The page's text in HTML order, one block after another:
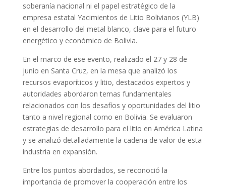
soberanía nacional ni el papel estratégico de la
empresa estatal Yacimientos de Litio Bolivianos (YLB)
en el desarrollo del metal blanco, clave para el futuro
energético y económico de Bolivia.
En el marco de ese evento, realizado el 27 y 28 de
junio en Santa Cruz, en la mesa que analizó los
recursos evaporíticos y litio, destacados expertos y
autoridades abordaron temas fundamentales
relacionados con los desafíos y oportunidades del litio
tanto a nivel regional como en Bolivia. Se evaluaron
estrategias de desarrollo para el litio en América Latina
y se analizó detalladamente la cadena de valor de esta
industria en expansión.
Entre los puntos abordados, se reconoció la
importancia de promover la cooperación entre los